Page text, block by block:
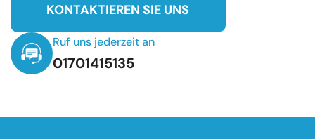
KONTAKTIEREN SIE UNS
Ruf uns jederzeit an
01701415135